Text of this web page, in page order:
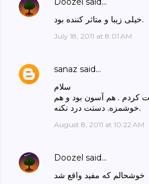
خیلی زیبا و متاثر کننده بود.
July 18, 2011 at 8:01 AM
sanaz said…
سلام
کردم . هم آسون بود و هم
خوشمزه. دستت درد نکنه.
August 8, 2011 at 10:22 AM
Doozel said…
خوشحالم که مفید واقع شد